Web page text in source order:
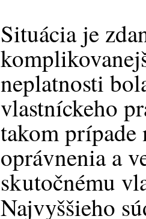
Situácia je
neplatnosti
vlastníckeho
takom prípade
oprávnenia a
skutočnému
Najvyššieho